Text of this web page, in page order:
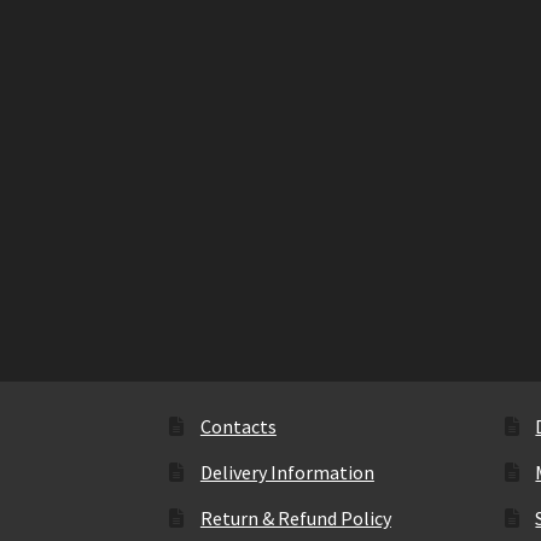
Contacts
Delivery Information
Return & Refund Policy